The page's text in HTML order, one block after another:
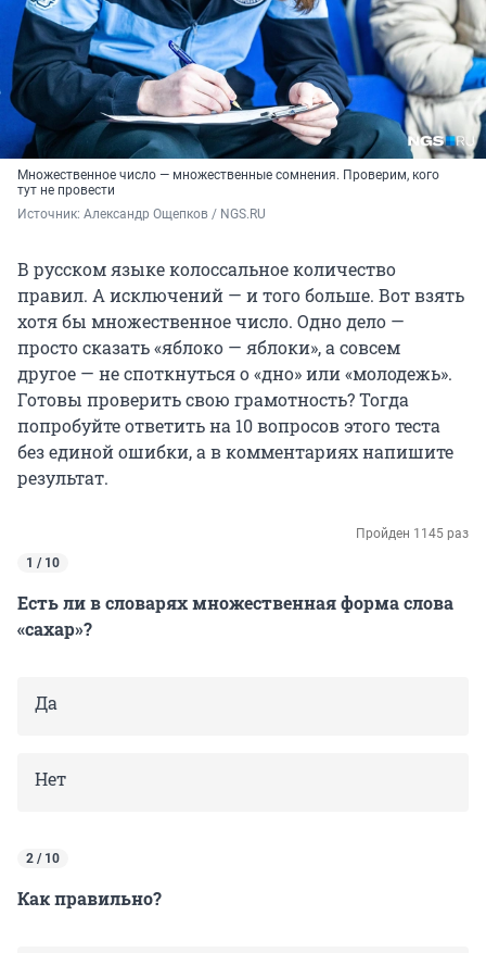
Множественное число — множественные сомнения. Проверим, кого
тут не провести
Источник: Александр Ощепков / NGS.RU
В русском языке колоссальное количество
правил. А исключений — и того больше. Вот взять
хотя бы множественное число. Одно дело —
просто сказать «яблоко — яблоки», а совсем
другое — не споткнуться о «дно» или «молодежь».
Готовы проверить свою грамотность? Тогда
попробуйте ответить на 10 вопросов этого теста
без единой ошибки, а в комментариях напишите
результат.
Пройден 1145 раз
1 / 10
Есть ли в словарях множественная форма слова
«сахар»?
Да
Нет
2 / 10
Как правильно?